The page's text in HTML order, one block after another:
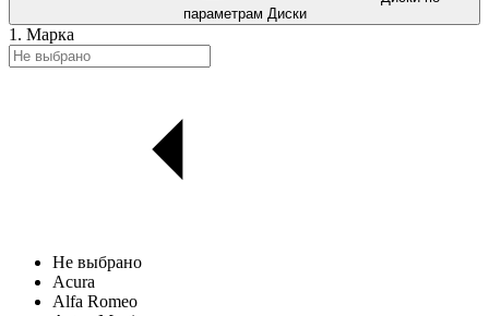
параметрам Диски
1. Марка
Не выбрано
Acura
Alfa Romeo